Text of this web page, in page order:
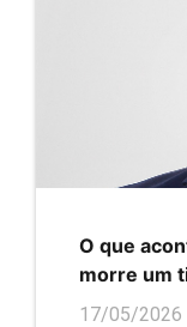
O que
morre um
17/05/2026